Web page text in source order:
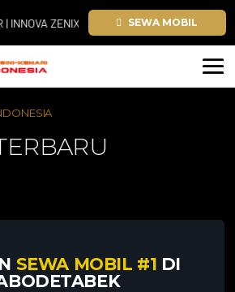
ZENIX | HIACE SEWA MOBIL
SEWA MOBIL #1 DI